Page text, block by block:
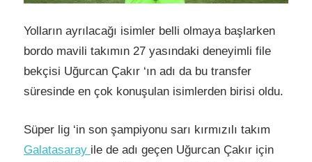
Yolların ayrılacağı isimler belli olmaya başlarken
bordo mavili takımın 27 yasındaki deneyimli file
bekçisi Uğurcan Çakır ‘ın adı da bu transfer
süresinde en çok konuşulan isimlerden birisi oldu.
Süper lig ‘in son şampiyonu sarı kırmızılı takım
Galatasaray ile de adı geçen Uğurcan Çakır için